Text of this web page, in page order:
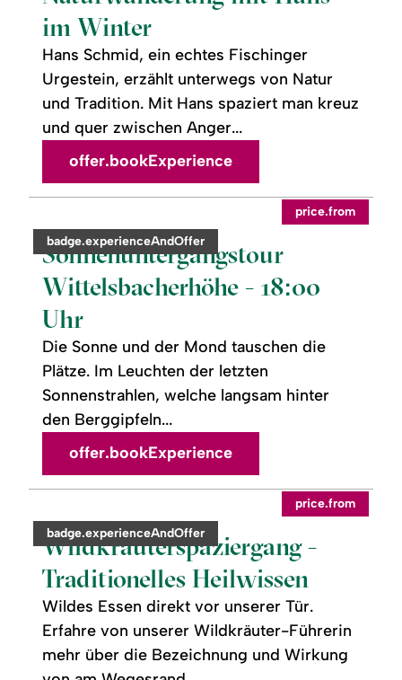
im Winter
Hans Schmid, ein echtes Fischinger
Urgestein, erzählt unterwegs von Natur
und Tradition. Mit Hans spaziert man kreuz
und quer zwischen Anger...
Winter
offer.bookExperience
category:
badge.experienceAndOffer
price.from
Sonnenuntergangstour
Wittelsbacherhöhe - 18:00
Uhr
Die Sonne und der Mond tauschen die
Plätze. Im Leuchten der letzten
Sonnenstrahlen, welche langsam hinter
den Berggipfeln...
readmore:
Wittelsbacherhöhe
18:00
Uhr
offer.bookExperience
category:
badge.experienceAndOffer
price.from
Wildkräuterspaziergang -
Traditionelles Heilwissen
Wildes Essen direkt vor unserer Tür.
Erfahre von unserer Wildkräuter-Führerin
mehr über die Bezeichnung und Wirkung
readmore:
Traditionelles
Heilwissen